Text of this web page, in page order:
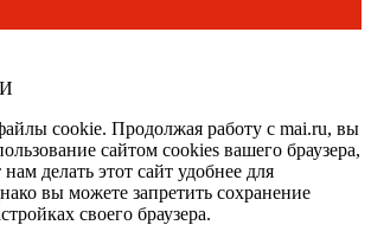
cookie. Продолжая работу с mai.ru, вы
сайтом cookies вашего браузера,
делать этот сайт удобнее для
вы можете запретить сохранение
своего браузера.